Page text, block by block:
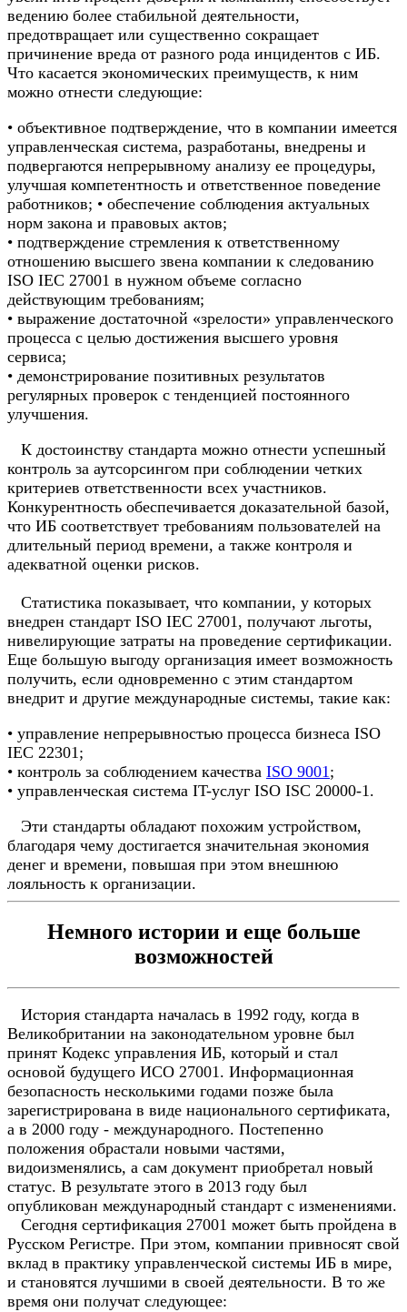
ведению более стабильной деятельности,
предотвращает или существенно сокращает
причинение вреда от разного рода инцидентов с ИБ.
Что касается экономических преимуществ, к ним
можно отнести следующие:
• объективное подтверждение, что в компании имеется
управленческая система, разработаны, внедрены и
подвергаются непрерывному анализу ее процедуры,
улучшая компетентность и ответственное поведение
работников; • обеспечение соблюдения актуальных
норм закона и правовых актов;
• подтверждение стремления к ответственному
отношению высшего звена компании к следованию
ISO IEC 27001 в нужном объеме согласно
действующим требованиям;
• выражение достаточной «зрелости» управленческого
процесса с целью достижения высшего уровня
сервиса;
• демонстрирование позитивных результатов
регулярных проверок с тенденцией постоянного
улучшения.
К достоинству стандарта можно отнести успешный
контроль за аутсорсингом при соблюдении четких
критериев ответственности всех участников.
Конкурентность обеспечивается доказательной базой,
что ИБ соответствует требованиям пользователей на
длительный период времени, а также контроля и
адекватной оценки рисков.
Статистика показывает, что компании, у которых
внедрен стандарт ISO IEC 27001, получают льготы,
нивелирующие затраты на проведение сертификации.
Еще большую выгоду организация имеет возможность
получить, если одновременно с этим стандартом
внедрит и другие международные системы, такие как:
• управление непрерывностью процесса бизнеса ISO
IEC 22301;
• контроль за соблюдением качества ISO 9001 ;
• управленческая система IT-услуг ISO ISC 20000-1.
Эти стандарты обладают похожим устройством,
благодаря чему достигается значительная экономия
денег и времени, повышая при этом внешнюю
лояльность к организации.
Немного истории и еще больше
возможностей
История стандарта началась в 1992 году, когда в
Великобритании на законодательном уровне был
принят Кодекс управления ИБ, который и стал
основой будущего ИСО 27001. Информационная
безопасность несколькими годами позже была
зарегистрирована в виде национального сертификата,
а в 2000 году - международного. Постепенно
положения обрастали новыми частями,
видоизменялись, а сам документ приобретал новый
статус. В результате этого в 2013 году был
опубликован международный стандарт с изменениями.
Сегодня сертификация 27001 может быть пройдена в
Русском Регистре. При этом, компании привносят свой
вклад в практику управленческой системы ИБ в мире,
и становятся лучшими в своей деятельности. В то же
время они получат следующее: